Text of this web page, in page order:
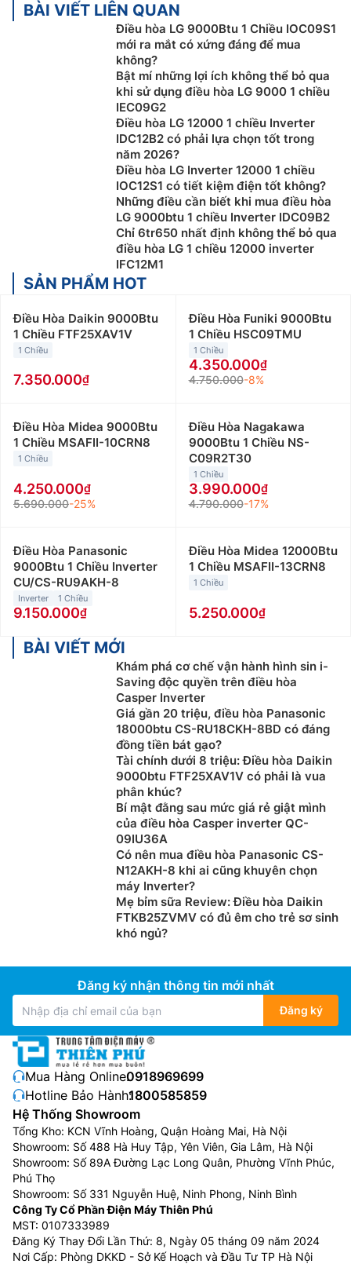
BÀI VIẾT LIÊN QUAN
Điều hòa LG 9000Btu 1 Chiều IOC09S1
mới ra mắt có xứng đáng để mua
không?
Bật mí những lợi ích không thể bỏ qua
khi sử dụng điều hòa LG 9000 1 chiều
IEC09G2
Điều hòa LG 12000 1 chiều Inverter
IDC12B2 có phải lựa chọn tốt trong
năm 2026?
Điều hòa LG Inverter 12000 1 chiều
IOC12S1 có tiết kiệm điện tốt không?
Những điều cần biết khi mua điều hòa
LG 9000btu 1 chiều Inverter IDC09B2
Chỉ 6tr650 nhất định không thể bỏ qua
điều hòa LG 1 chiều 12000 inverter
IFC12M1
SẢN PHẨM HOT
Điều Hòa Daikin 9000Btu
1 Chiều FTF25XAV1V
1 Chiều
7.350.000
Điều Hòa Funiki 9000Btu
1 Chiều HSC09TMU
1 Chiều
4.350.000
4.750.000-8%
Điều Hòa Midea 9000Btu
1 Chiều MSAFII-10CRN8
1 Chiều
4.250.000
5.690.000-25%
Điều Hòa Nagakawa
9000Btu 1 Chiều NS-
C09R2T30
1 Chiều
3.990.000
4.790.000-17%
Điều Hòa Panasonic
9000Btu 1 Chiều Inverter
CU/CS-RU9AKH-8
Inverter 1 Chiều
9.150.000
Điều Hòa Midea 12000Btu
1 Chiều MSAFII-13CRN8
1 Chiều
5.250.000
BÀI VIẾT MỚI
Khám phá cơ chế vận hành hình sin i-
Saving độc quyền trên điều hòa
Casper Inverter
Giá gần 20 triệu, điều hòa Panasonic
18000btu CS-RU18CKH-8BD có đáng
đồng tiền bát gạo?
Tài chính dưới 8 triệu: Điều hòa Daikin
9000btu FTF25XAV1V có phải là vua
phân khúc?
Bí mật đằng sau mức giá rẻ giật mình
của điều hòa Casper inverter QC-
09IU36A
Có nên mua điều hòa Panasonic CS-
N12AKH-8 khi ai cũng khuyên chọn
máy Inverter?
Mẹ bỉm sữa Review: Điều hòa Daikin
FTKB25ZVMV có đủ êm cho trẻ sơ sinh
khó ngủ?
Đăng ký nhận thông tin mới nhất
Đăng ký
Mua Hàng Online:0918969699
Hotline Bảo Hành:1800585859
Hệ Thống Showroom
Tổng Kho: KCN Vĩnh Hoàng, Quận Hoàng Mai, Hà Nội
Showroom: Số 488 Hà Huy Tập, Yên Viên, Gia Lâm, Hà Nội
Showroom: Số 89A Đường Lạc Long Quân, Phường Vĩnh Phúc,
Phú Thọ
Showroom: Số 331 Nguyễn Huệ, Ninh Phong, Ninh Bình
Công Ty Cổ Phần Điện Máy Thiên Phú
MST: 0107333989
Đăng Ký Thay Đổi Lần Thứ: 8, Ngày 05 tháng 09 năm 2024
Nơi Cấp: Phòng DKKD - Sở Kế Hoạch và Đầu Tư TP Hà Nội